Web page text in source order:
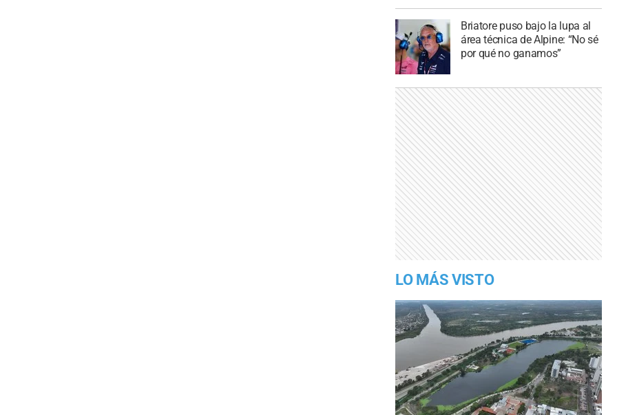
Briatore puso bajo la lupa al
área técnica de Alpine: “No sé
por qué no ganamos”
LO MÁS VISTO